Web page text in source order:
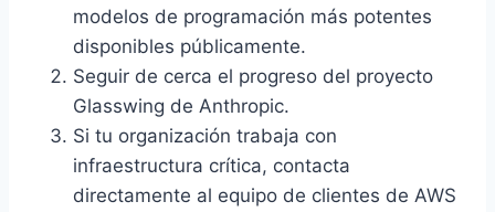
modelos de programación más potentes
disponibles públicamente.
Seguir de cerca el progreso del proyecto
Glasswing de Anthropic.
Si tu organización trabaja con
infraestructura crítica, contacta
directamente al equipo de clientes de AWS